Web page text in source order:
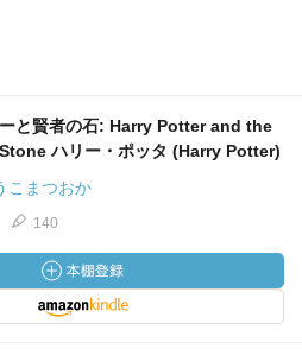
と賢者の石: Harry Potter and the
ハリー・ポッタ (Harry Potter)
こまつおか
140